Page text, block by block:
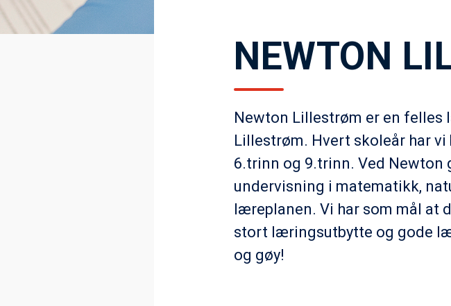
NEWTON
Newton Lillestrøm er en felles
Lillestrøm. Hvert skoleår har
6.trinn og 9.trinn. Ved
undervisning i matematikk,
læreplanen. Vi har som mål at
stort læringsutbytte og gode
og gøy!